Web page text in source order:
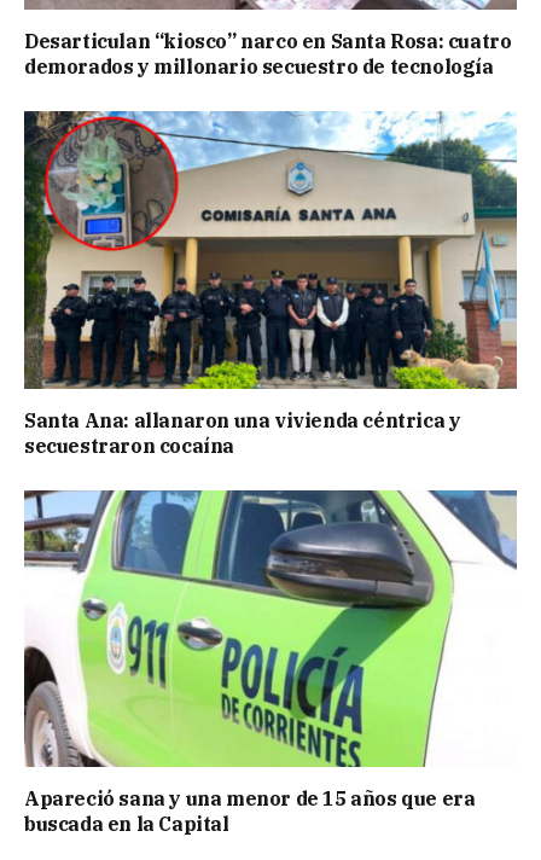
Desarticulan “kiosco” narco en Santa Rosa: cuatro
demorados y millonario secuestro de tecnología
Santa Ana: allanaron una vivienda céntrica y
secuestraron cocaína
Apareció sana y una menor de 15 años que era
buscada en la Capital